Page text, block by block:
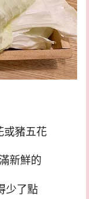
或豬五花
新鮮的
少了點